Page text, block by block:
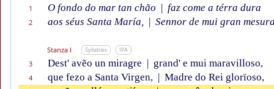
1 O fondo do mar tan chão | faz come a térra dura
2 aos séus Santa María, | Sennor de mui gran
Stanza I Syllables IPA
3 Dest' avẽo un miragre | grand' e mui maravilloso,
4 que fezo a Santa Virgen, | Madre do Rei glorïoso,